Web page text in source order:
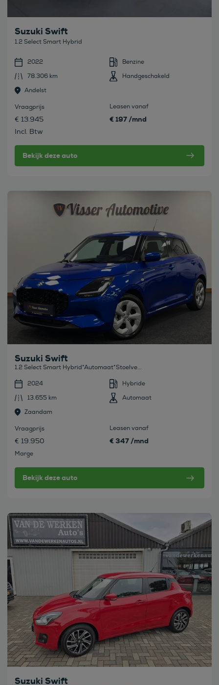
Suzuki Swift
1.2 Select Smart Hybrid
2022
Benzine
78.306 km
Handgeschakeld
Andelst
Vraagprijs
€ 13.945
Incl. Btw
Leasen vanaf
€ 197 /mnd
Bekijk deze auto
Bekijk deze auto
Suzuki Swift
1.2 Select Smart Hybrid*Automaat*Stoelve...
2024
Hybride
13.655 km
Automaat
Zaandam
Vraagprijs
€ 19.950
Marge
Leasen vanaf
€ 347 /mnd
Bekijk deze auto
Bekijk deze auto
Suzuki Swift